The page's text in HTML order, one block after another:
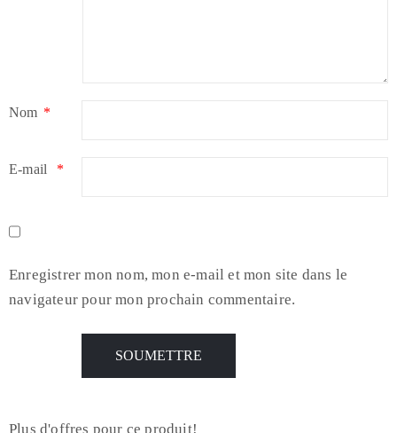
Nom *
E-mail *
Enregistrer mon nom, mon e-mail et mon site dans le
navigateur pour mon prochain commentaire.
Plus d'offres pour ce produit!